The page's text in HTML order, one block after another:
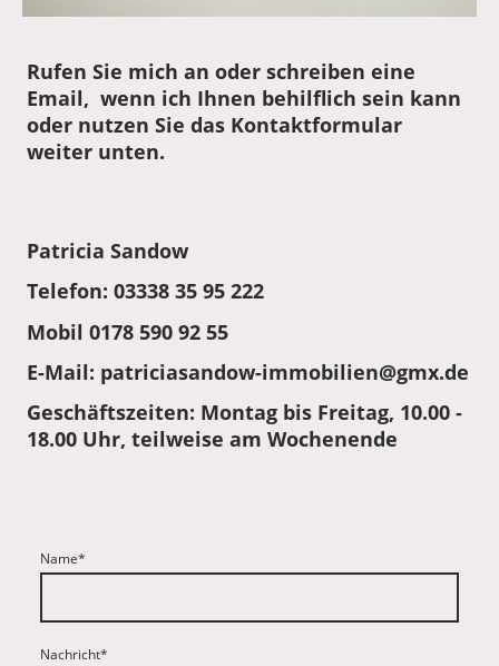
Rufen Sie mich an oder schreiben eine
Email, wenn ich Ihnen behilflich sein kann
oder nutzen Sie das Kontaktformular
weiter unten.
Patricia Sandow
Telefon: 03338 35 95 222
Mobil 0178 590 92 55
E-Mail: patriciasandow-immobilien@gmx.de
Geschäftszeiten: Montag bis Freitag, 10.00 -
18.00 Uhr, teilweise am Wochenende
Name*
Nachricht*